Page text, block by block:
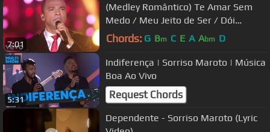
7:01
(Medley Romântico) Te Amar Sem
Medo / Meu Jeito de Ser / Dói
Demais (Ao Vivo)
Chords: G Bm C E A Abm D
5:31
Indiferença | Sorriso Maroto | Música
Boa Ao Vivo
Request Chords
Dependente - Sorriso Maroto (Lyric